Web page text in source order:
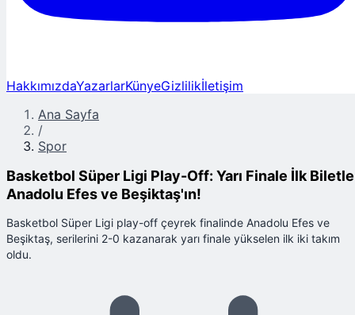
HakkımızdaYazarlarKünyeGizlilikİletişim
Ana Sayfa
/
Spor
Basketbol Süper Ligi Play-Off: Yarı Finale İlk
Anadolu Efes ve Beşiktaş'ın!
Basketbol Süper Ligi play-off çeyrek finalinde Anadolu Efes ve
Beşiktaş, serilerini 2-0 kazanarak yarı finale yükselen ilk iki takım
oldu.